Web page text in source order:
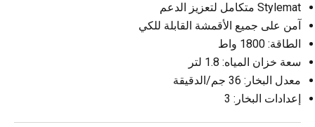
Stylemat متكامل لتعزيز الدعم
آمن على جميع الأقمشة القابلة للكي
الطاقة: 1800 واط
سعة خزان المياه: 1.8 لتر
معدل البخار: 36 جم/الدقيقة
إعدادات البخار: 3